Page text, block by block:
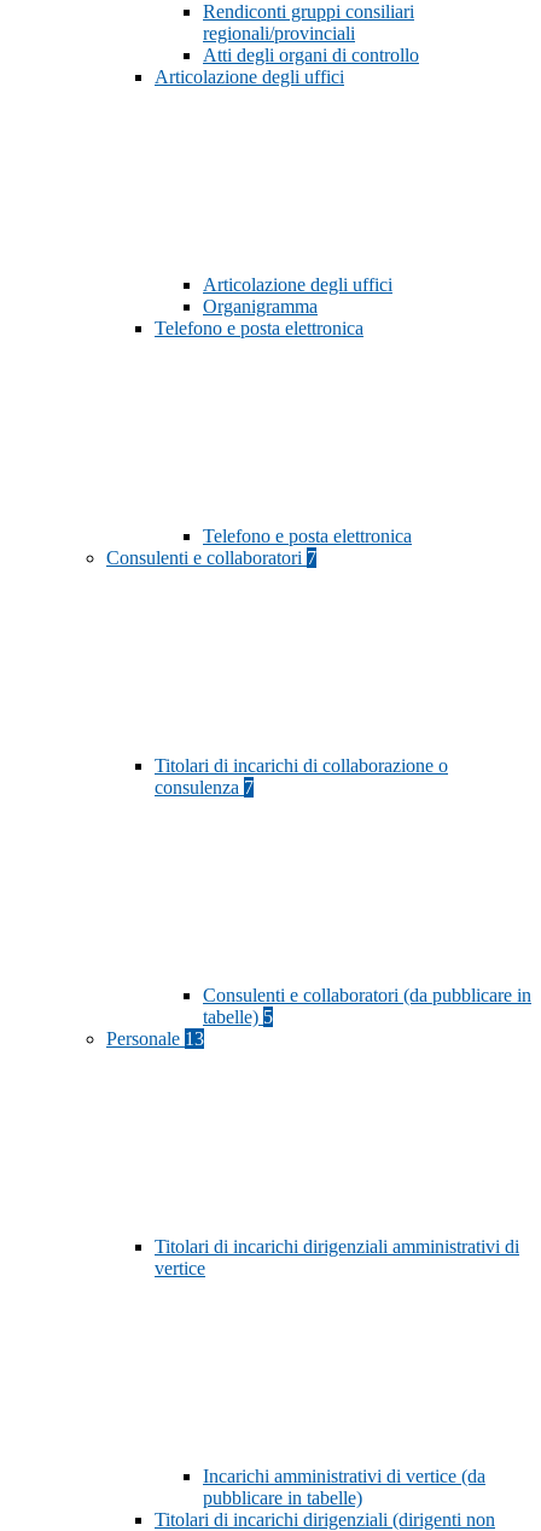
Rendiconti gruppi consiliari
regionali/provinciali
Atti degli organi di controllo
Articolazione degli uffici
Articolazione degli uffici
Organigramma
Telefono e posta elettronica
Telefono e posta elettronica
Consulenti e collaboratori 7
Titolari di incarichi di collaborazione o
consulenza 7
Consulenti e collaboratori (da pubblicare in
tabelle) 5
Personale 13
Titolari di incarichi dirigenziali amministrativi di
vertice
Incarichi amministrativi di vertice (da
pubblicare in tabelle)
Titolari di incarichi dirigenziali (dirigenti non